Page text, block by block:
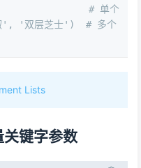
# 单个
' , '双层芝士' ) # 多个
Lists
键字参数